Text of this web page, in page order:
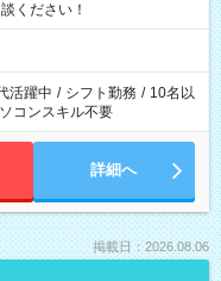
ください！
活躍中 / シフト勤務 / 10名以
コンスキル不要
詳細へ
掲載日：2026.08.06